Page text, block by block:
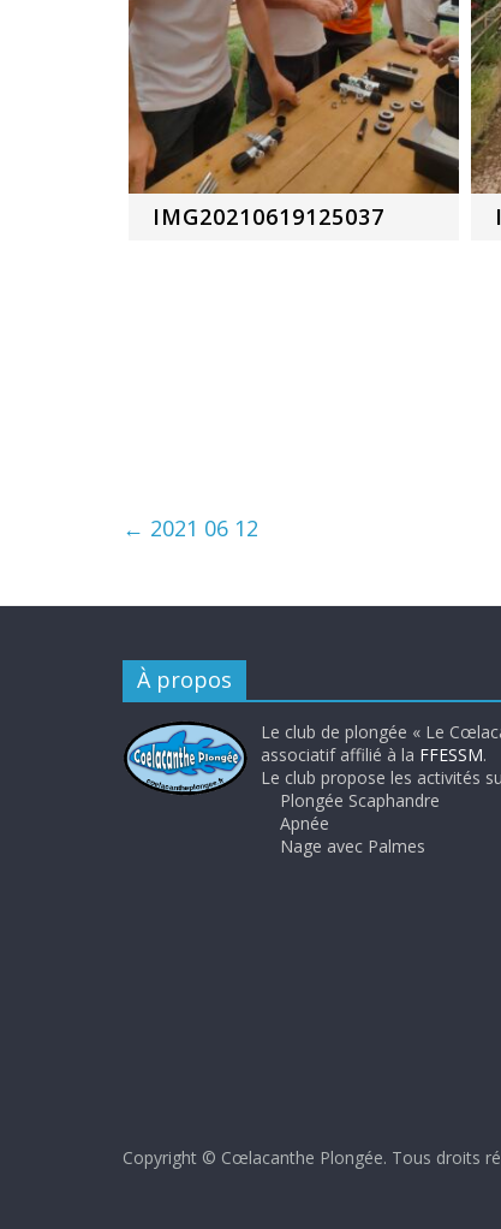
IMG20210619125037
← 2021 06 12
À propos
Le club de plongée « Le
associatif affilié à la FFESSM.
Le club propose les activités
Plongée Scaphandre
Apnée
Nage avec Palmes